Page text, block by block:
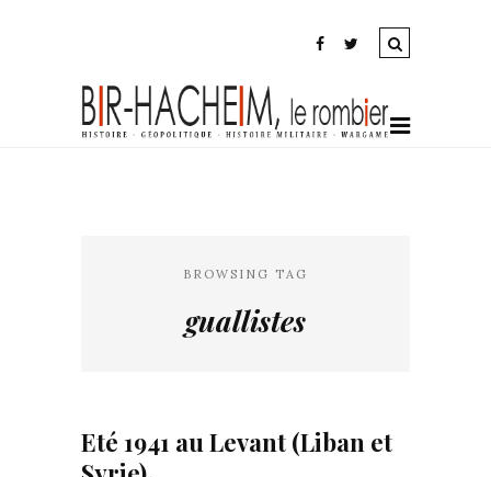
BROWSING TAG
guallistes
Eté 1941 au Levant (Liban et